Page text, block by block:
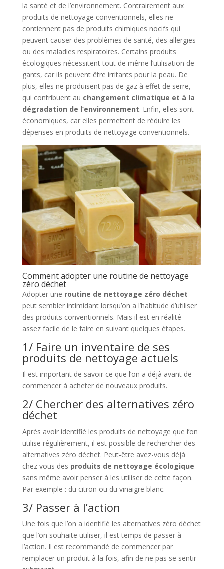
la santé et de l’environnement. Contrairement aux
produits de nettoyage conventionnels, elles ne
contiennent pas de produits chimiques nocifs qui
peuvent causer des problèmes de santé, des allergies
ou des maladies respiratoires. Certains produits
écologiques nécessitent tout de même l’utilisation de
gants, car ils peuvent être irritants pour la peau. De
plus, elles ne produisent pas de gaz à effet de serre,
qui contribuent au changement climatique et à la
dégradation de l’environnement. Enfin, elles sont
économiques, car elles permettent de réduire les
dépenses en produits de nettoyage conventionnels.
Comment adopter une routine de nettoyage
zéro déchet
Adopter une routine de nettoyage zéro déchet
peut sembler intimidant lorsqu’on a l’habitude d’utiliser
des produits conventionnels. Mais il est en réalité
assez facile de le faire en suivant quelques étapes.
1/ Faire un inventaire de ses
produits de nettoyage actuels
Il est important de savoir ce que l’on a déjà avant de
commencer à acheter de nouveaux produits.
2/ Chercher des alternatives zéro
déchet
Après avoir identifié les produits de nettoyage que l’on
utilise régulièrement, il est possible de rechercher des
alternatives zéro déchet. Peut-être avez-vous déjà
chez vous des produits de nettoyage écologique
sans même avoir penser à les utiliser de cette façon.
Par exemple : du citron ou du vinaigre blanc.
3/ Passer à l’action
Une fois que l’on a identifié les alternatives zéro déchet
que l’on souhaite utiliser, il est temps de passer à
l’action. Il est recommandé de commencer par
remplacer un produit à la fois, afin de ne pas se sentir